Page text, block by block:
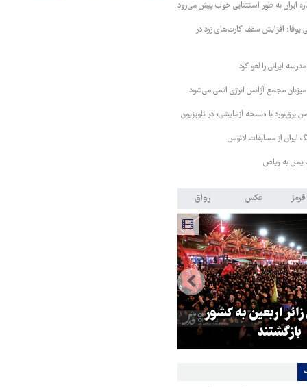
ایران به طور استثنایی خوب پیش می‌رود
یوفا؛ افزایش سقف کارت‌های زرد در
ایرانی را لغو کرد
میزبان مجمع آژانس انرژی اتمی می‌شود
برق‌نورد با «نسخه آزمایشی» در تلویزیون
از مسابقات لائوس
یمن به ریاض
عکس رواق
زائر اربعین به کشور
بازگشتند